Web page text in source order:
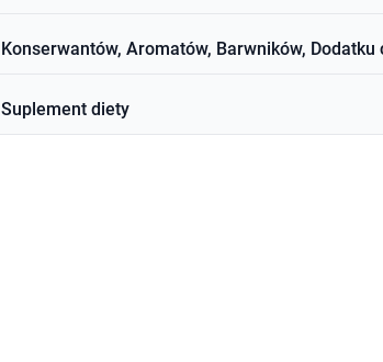
Konserwantów, Aromatów, Barwników, Dodatku
Suplement diety